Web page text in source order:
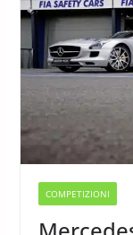
COMPETIZIONI